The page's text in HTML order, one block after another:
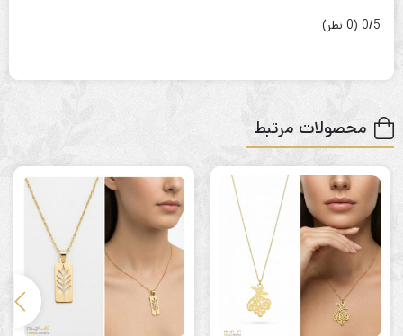
‫0/5 ‫(0 نظر)
محصولات مرتبط